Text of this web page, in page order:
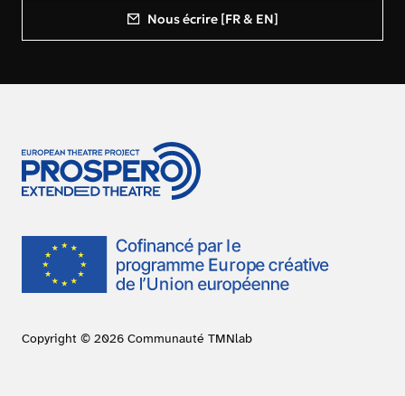
Nous écrire [FR & EN]
Copyright © 2026 Communauté TMNlab